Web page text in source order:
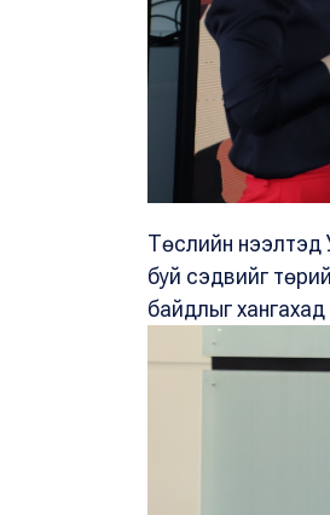
Төслийн нээлтэд
буй сэдвийг
байдлыг хангахад